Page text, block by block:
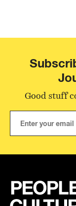
Good stuff